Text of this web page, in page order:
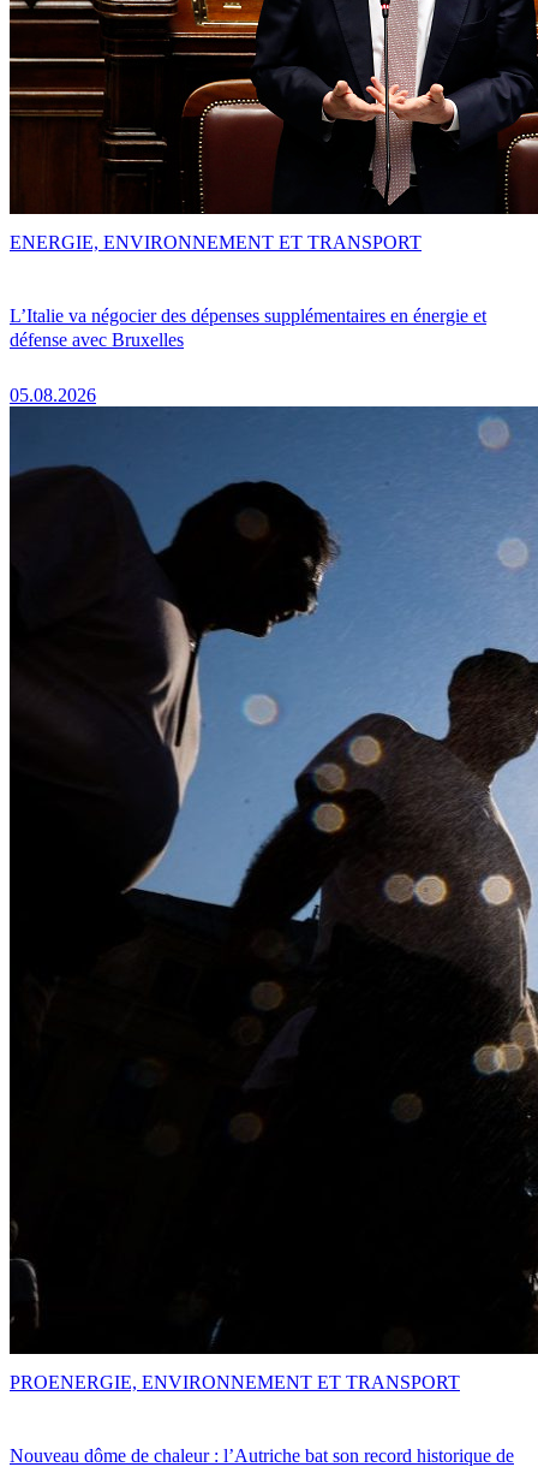
L’Italie va négocier des dépenses supplémentaires en énergie et
défense avec Bruxelles
05.08.2026
ENERGIE, ENVIRONNEMENT ET TRANSPORT
Nouveau dôme de chaleur : l’Autriche bat son record historique de
PROENERGIE, ENVIRONNEMENT ET TRANSPORT